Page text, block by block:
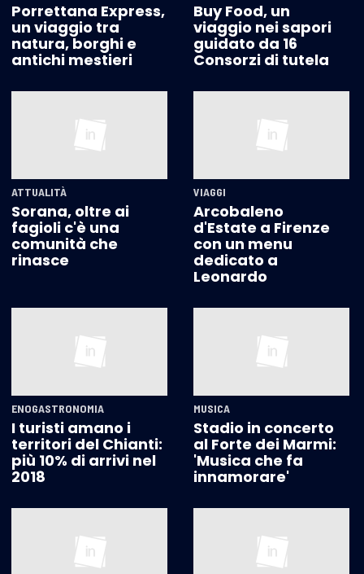
Porrettana Express,
un viaggio tra
natura, borghi e
antichi mestieri
Buy Food, un
viaggio nei sapori
guidato da 16
Consorzi di tutela
ATTUALITÀ
Sorana, oltre ai
fagioli c'è una
comunità che
rinasce
VIAGGI
Arcobaleno
d'Estate a Firenze
con un menu
dedicato a
Leonardo
ENOGASTRONOMIA
I turisti amano i
territori del Chianti:
più 10% di arrivi nel
2018
MUSICA
Stadio in concerto
al Forte dei Marmi:
'Musica che fa
innamorare'